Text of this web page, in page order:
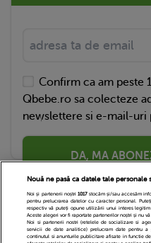
Confirm ca am peste
Qbebe.ro sa colecteze
newslettere si e-mail-uri
DA, MA
Nouă ne pasă ca datele tale personale
Noi și partenerii noștri 1017stocăm și/sau accesăm
pentru prelucrarea datelor cu caracter personal.
respectiv vă puteți opune utilizării unui interes
Aceste alegeri vor fi raportate partenerilor noștri și nu
Noi si partenerii nostri (retelele de socializare si
servicii de date analitice) prelucram date pentru
continutul si anunturile publicitare afisate in functie